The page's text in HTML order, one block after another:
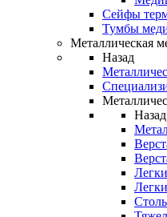
Сейфы
Тумбы
Металлическая
Назад
Назад